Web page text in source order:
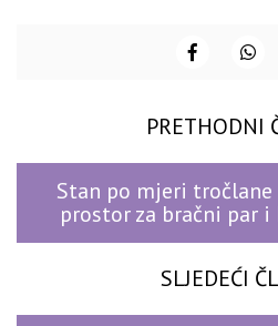
PRETHODNI
Stan po mjeri
prostor za bračni par
SLJEDEĆI